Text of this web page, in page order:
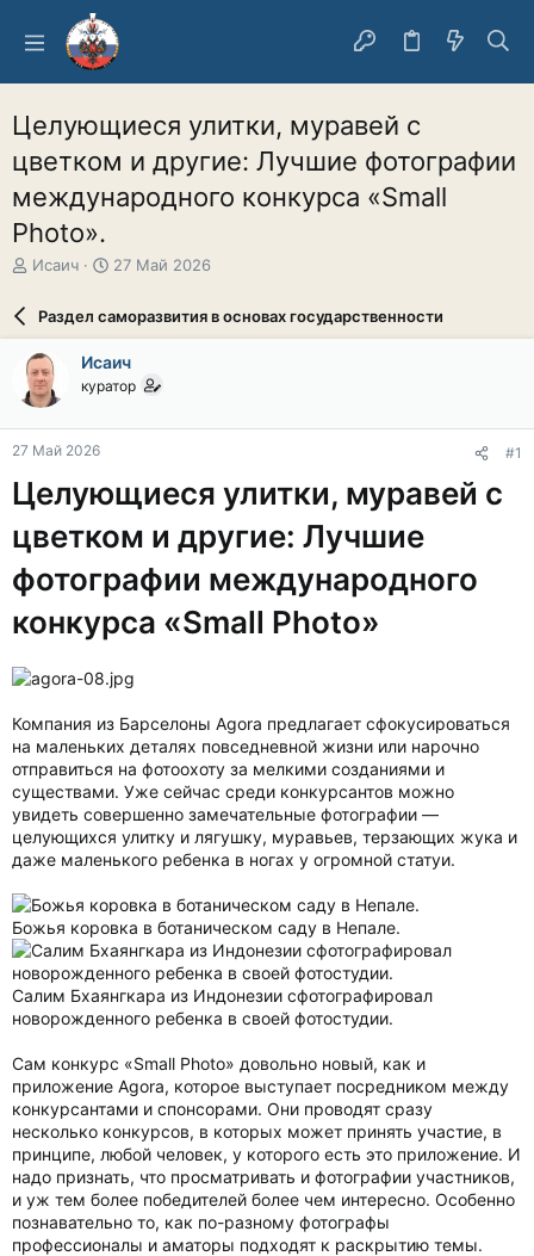
Целующиеся улитки, муравей с
цветком и другие: Лучшие фотографии
международного конкурса «Small
Photo».
А
о
р
т
е
м
ы
Исаич
Д
а
а
ч
л
27 Май 2026
Раздел саморазвития в основах государственности
Исаич
куратор
27 Май 2026 #1
Целующиеся улитки, муравей с
цветком и другие: Лучшие
фотографии международного
конкурса «Small Photo»
Компания из Барселоны Agora предлагает сфокусироваться
на маленьких деталях повседневной жизни или нарочно
отправиться на фотоохоту за мелкими созданиями и
существами. Уже сейчас среди конкурсантов можно
увидеть совершенно замечательные фотографии —
целующихся улитку и лягушку, муравьев, терзающих жука и
даже маленького ребенка в ногах у огромной статуи.
Божья коровка в ботаническом саду в Непале.
Салим Бхаянгкара из Индонезии сфотографировал
новорожденного ребенка в своей фотостудии.
Сам конкурс «Small Photo» довольно новый, как и
приложение Agora, которое выступает посредником между
конкурсантами и спонсорами. Они проводят сразу
несколько конкурсов, в которых может принять участие, в
принципе, любой человек, у которого есть это приложение. И
надо признать, что просматривать и фотографии участников,
и уж тем более победителей более чем интересно. Особенно
познавательно то, как по-разному фотографы
профессионалы и аматоры подходят к раскрытию темы.